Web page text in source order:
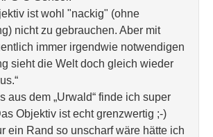
ist wohl "nackig" (ohne
nicht zu gebrauchen. Aber mit
immer irgendwie notwendigen
sieht die Welt doch gleich wieder
aus dem „Urwald“ finde ich super
Objektiv ist echt grenzwertig ;-)
ein Rand so unscharf wäre hätte ich